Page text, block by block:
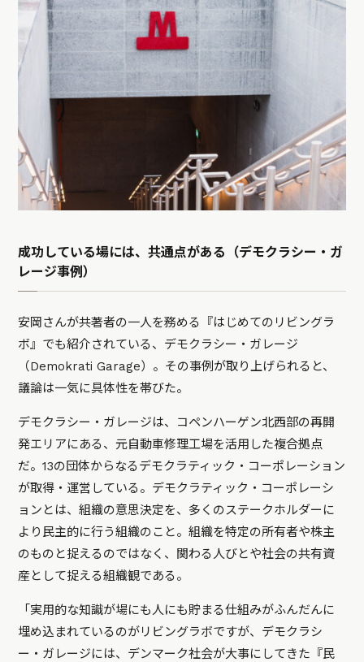
成功している場には、共通点がある（デモクラシー・ガ
レージ事例）
安岡さんが共著者の一人を務める『はじめてのリビングラ
ボ』でも紹介されている、デモクラシー・ガレージ
（Demokrati Garage）。その事例が取り上げられると、
議論は一気に具体性を帯びた。
デモクラシー・ガレージは、コペンハーゲン北西部の再開
発エリアにある、元自動車修理工場を活用した複合拠点
だ。13の団体からなるデモクラティック・コーポレーション
が取得・運営している。デモクラティック・コーポレーシ
ョンとは、組織の意思決定を、多くのステークホルダーに
より民主的に行う組織のこと。組織を特定の所有者や株主
のものと捉えるのではなく、関わる人びとや社会の共有資
産として捉える組織観である。
「実用的な知識が場にも人にも貯まる仕組みがふんだんに
埋め込まれているのがリビングラボですが、デモクラシ
ー・ガレージには、デンマーク社会が大事にしてきた『民